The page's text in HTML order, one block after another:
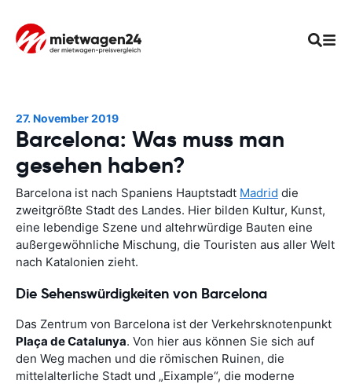
27. November 2019
Barcelona: Was muss man
gesehen haben?
Barcelona ist nach Spaniens Hauptstadt Madrid die
zweitgrößte Stadt des Landes. Hier bilden Kultur, Kunst,
eine lebendige Szene und altehrwürdige Bauten eine
außergewöhnliche Mischung, die Touristen aus aller Welt
nach Katalonien zieht.
Die Sehenswürdigkeiten von Barcelona
Das Zentrum von Barcelona ist der Verkehrsknotenpunkt
Plaça de Catalunya. Von hier aus können Sie sich auf
den Weg machen und die römischen Ruinen, die
mittelalterliche Stadt und „Eixample“, die moderne